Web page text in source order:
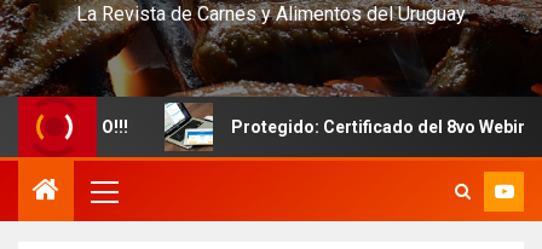
La Revista de Carnes y Alimentos del Uruguay
Protegido: Certificado del 8vo Webinar